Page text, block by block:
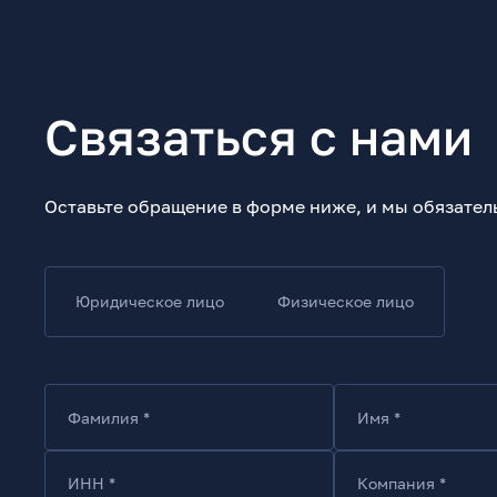
Связаться с нами
Оставьте обращение в форме ниже, и мы
Юридическое лицо Физическое лицо
Фамилия * Имя *
ИНН * Компания *